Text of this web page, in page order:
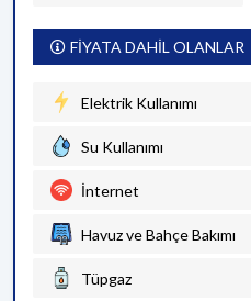
FİYATA DAHİL OLANLAR
Elektrik Kullanımı
Su Kullanımı
İnternet
Havuz ve Bahçe Bakımı
Tüpgaz